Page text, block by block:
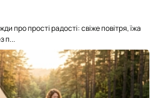
про прості радості: свіже повітря, їжа
п...